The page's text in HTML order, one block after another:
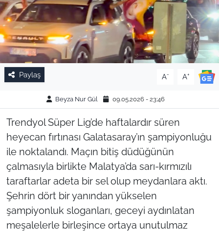
Paylaş A- A+
Beyza Nur Gül 09.05.2026 - 23:46
Trendyol Süper Lig’de haftalardır süren
heyecan fırtınası Galatasaray’ın şampiyonluğu
ile noktalandı. Maçın bitiş düdüğünün
çalmasıyla birlikte Malatya’da sarı-kırmızılı
taraftarlar adeta bir sel olup meydanlara aktı.
Şehrin dört bir yanından yükselen
şampiyonluk sloganları, geceyi aydınlatan
meşalelerle birleşince ortaya unutulmaz